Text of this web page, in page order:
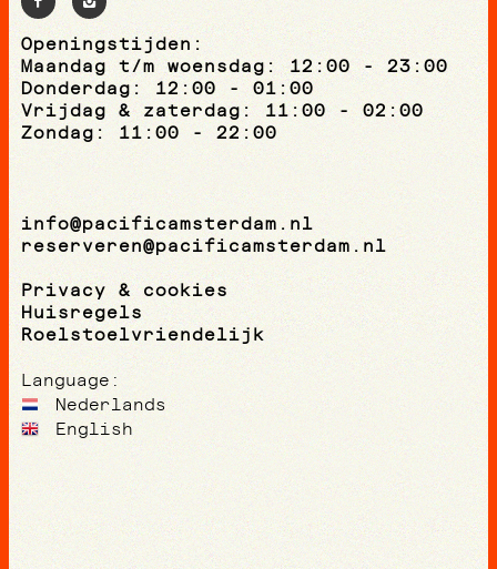
Openingstijden:
Maandag t/m woensdag: 12:00 - 23:00
Donderdag: 12:00 - 01:00
Vrijdag & zaterdag: 11:00 - 02:00
Zondag: 11:00 - 22:00
info@pacificamsterdam.nl
reserveren@pacificamsterdam.nl
Privacy & cookies
Huisregels
Roelstoelvriendelijk
Language:
Nederlands
English